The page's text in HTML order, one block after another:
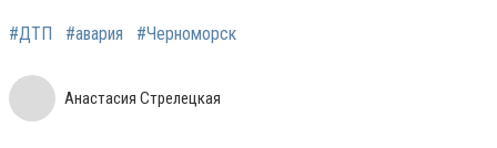
#ДТП #авария #Черноморск
Анастасия Стрелецкая